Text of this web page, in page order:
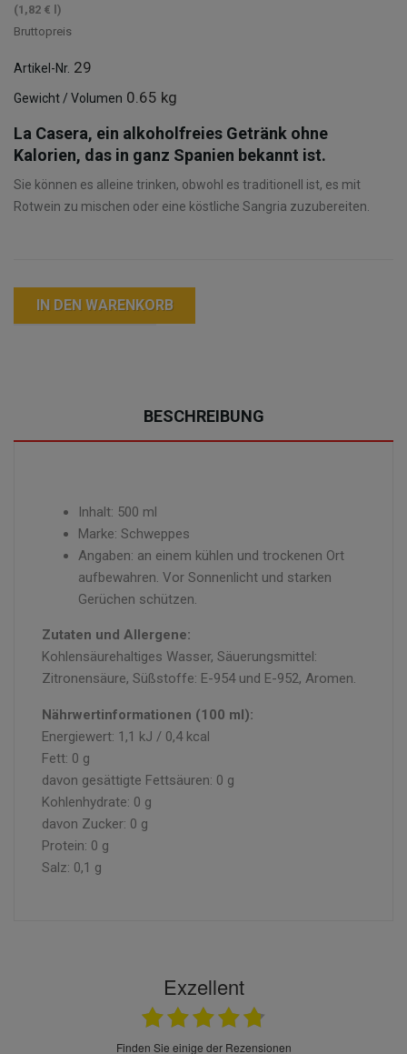
(1,82 € l)
Bruttopreis
Artikel-Nr. 29
Gewicht / Volumen 0.65 kg
La Casera, ein alkoholfreies Getränk ohne
Kalorien, das in ganz Spanien bekannt ist.
Sie können es alleine trinken, obwohl es traditionell ist, es mit
Rotwein zu mischen oder eine köstliche Sangria zuzubereiten.
IN DEN WARENKORB
BESCHREIBUNG
Inhalt: 500 ml
Marke: Schweppes
Angaben: an einem kühlen und trockenen Ort
aufbewahren. Vor Sonnenlicht und starken
Gerüchen schützen.
Zutaten und Allergene:
Kohlensäurehaltiges Wasser, Säuerungsmittel:
Zitronensäure, Süßstoffe: E-954 und E-952, Aromen.
Nährwertinformationen (100 ml):
Energiewert: 1,1 kJ / 0,4 kcal
Fett: 0 g
davon gesättigte Fettsäuren: 0 g
Kohlenhydrate: 0 g
davon Zucker: 0 g
Protein: 0 g
Salz: 0,1 g
Exzellent
finden Sie einige der Rezensionen